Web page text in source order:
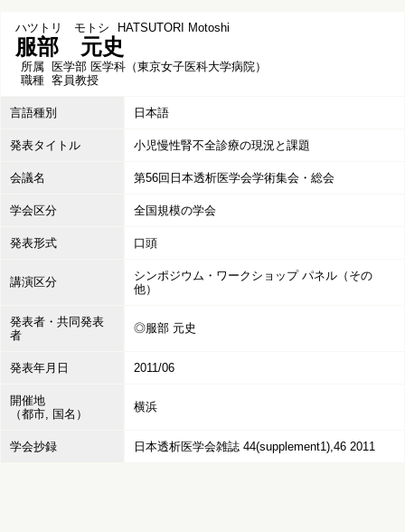
ハツトリ モトシ HATSUTORI Motoshi
服部 元史
所属 医学部 医学科（東京女子医科大学病院）
職種 客員教授
言語種別 日本語
発表タイトル 小児慢性腎不全診療の現況と課題
会議名 第56回日本透析医学会学術集会・総会
学会区分 全国規模の学会
発表形式 口頭
講演区分
シンポジウム・ワークショップ パネル（その
他）
発表者・共同発表
者
◎服部 元史
発表年月日 2011/06
開催地
（都市, 国名）
横浜
学会抄録 日本透析医学会雑誌 44(supplement1),46 2011